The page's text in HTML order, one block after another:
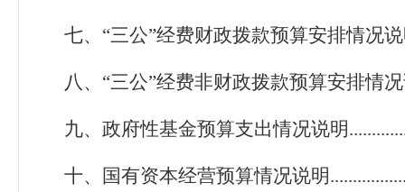
七、“三公”经费财政拨款预算安排情况说
八、“三公”经费非财政拨款预算安排情况
九、政府性基金预算支出情况说明
十、国有资本经营预算情况说明